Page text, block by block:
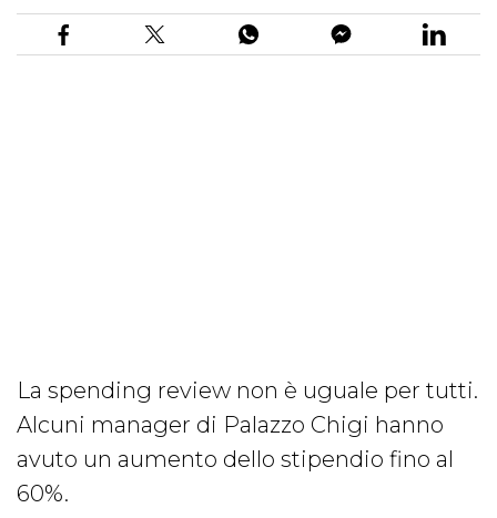
La spending review non è uguale per tutti.
Alcuni manager di Palazzo Chigi hanno
avuto un aumento dello stipendio fino al
60%.